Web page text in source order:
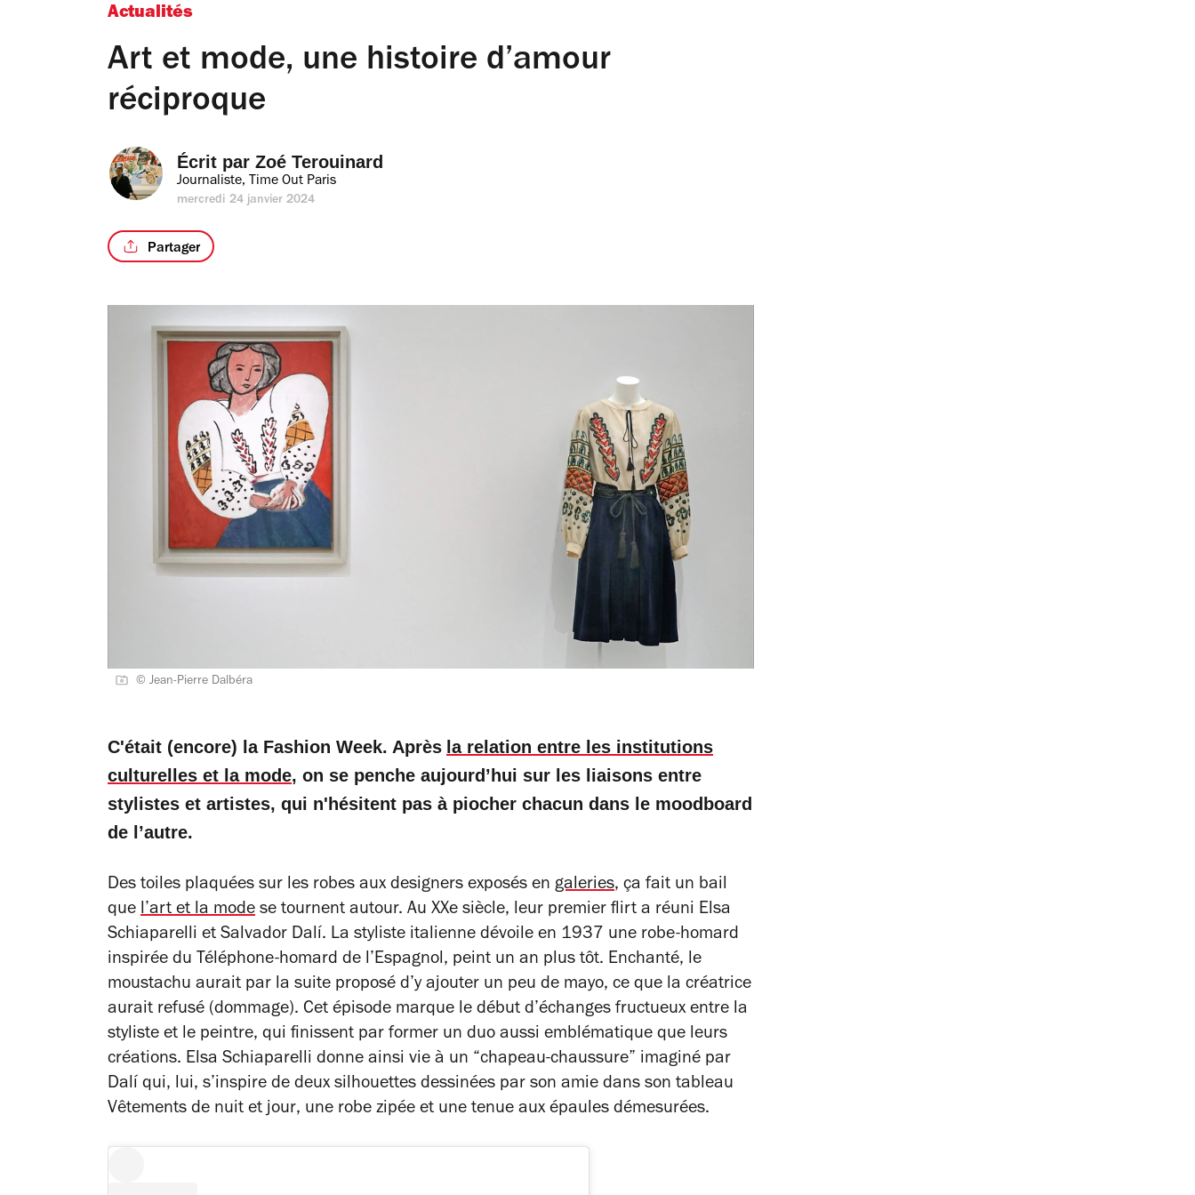
Actualités
Art et mode, une histoire d’amour
réciproque
Écrit par Zoé Terouinard
Journaliste, Time Out Paris
mercredi 24 janvier 2024
Partager
© Jean-Pierre Dalbéra
C'était (encore) la Fashion Week. Après la relation entre les institutions
culturelles et la mode, on se penche aujourd’hui sur les liaisons entre
stylistes et artistes, qui n'hésitent pas à piocher chacun dans le moodboard
de l’autre.
Des toiles plaquées sur les robes aux designers exposés en galeries, ça fait un bail
que l’art et la mode se tournent autour. Au XXe siècle, leur premier flirt a réuni Elsa
Schiaparelli et Salvador Dalí. La styliste italienne dévoile en 1937 une robe-homard
inspirée du Téléphone-homard de l’Espagnol, peint un an plus tôt. Enchanté, le
moustachu aurait par la suite proposé d’y ajouter un peu de mayo, ce que la créatrice
aurait refusé (dommage). Cet épisode marque le début d’échanges fructueux entre la
styliste et le peintre, qui finissent par former un duo aussi emblématique que leurs
créations. Elsa Schiaparelli donne ainsi vie à un “chapeau-chaussure” imaginé par
Dalí qui, lui, s’inspire de deux silhouettes dessinées par son amie dans son tableau
Vêtements de nuit et jour, une robe zipée et une tenue aux épaules démesurées.